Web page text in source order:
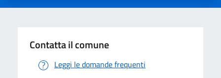
Contatta il comune
Leggi le domande frequenti